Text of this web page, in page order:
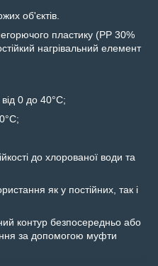
об'єктів.
пластику (PP 30%
нагрівальний елемент
0 до 40°C;
до хлорованої води та
як у постійних, так і
контур безпосередньо або
за допомогою муфти